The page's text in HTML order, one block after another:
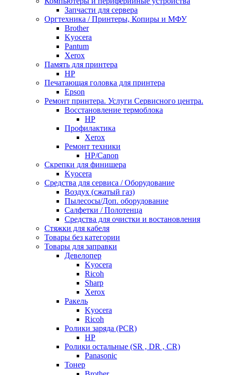
Запчасти для сервера
Оргтехника / Принтеры, Копиры и МФУ
Brother
Kyocera
Pantum
Xerox
Память для принтера
HP
Печатающая головка для принтера
Epson
Ремонт принтера. Услуги Сервисного центра.
Восстановление термоблока
HP
Профилактика
Xerox
Ремонт техники
HP/Canon
Скрепки для финишера
Kyocera
Средства для сервиса / Оборудование
Воздух (сжатый газ)
Пылесосы/Доп. оборудование
Салфетки / Полотенца
Средства для очистки и востановления
Стяжки для кабеля
Товары без категории
Товары для заправки
Девелопер
Kyocera
Ricoh
Sharp
Xerox
Ракель
Kyocera
Ricoh
Ролики заряда (PCR)
HP
Ролики остальные (SR , DR , CR)
Panasonic
Тонер